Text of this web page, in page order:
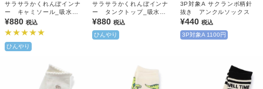
サラサラかくれんぼインナ
ー キャミソール_吸水速
乾_接触冷感
¥880 税込
ひんやり
サラサラかくれんぼインナ
ー タンクトップ_吸水速
乾_接触冷感
¥880税込
ひんやり
3P対象A サクランボ柄針
抜き アンクルソックス
¥440 税込
3P対象A 1100円